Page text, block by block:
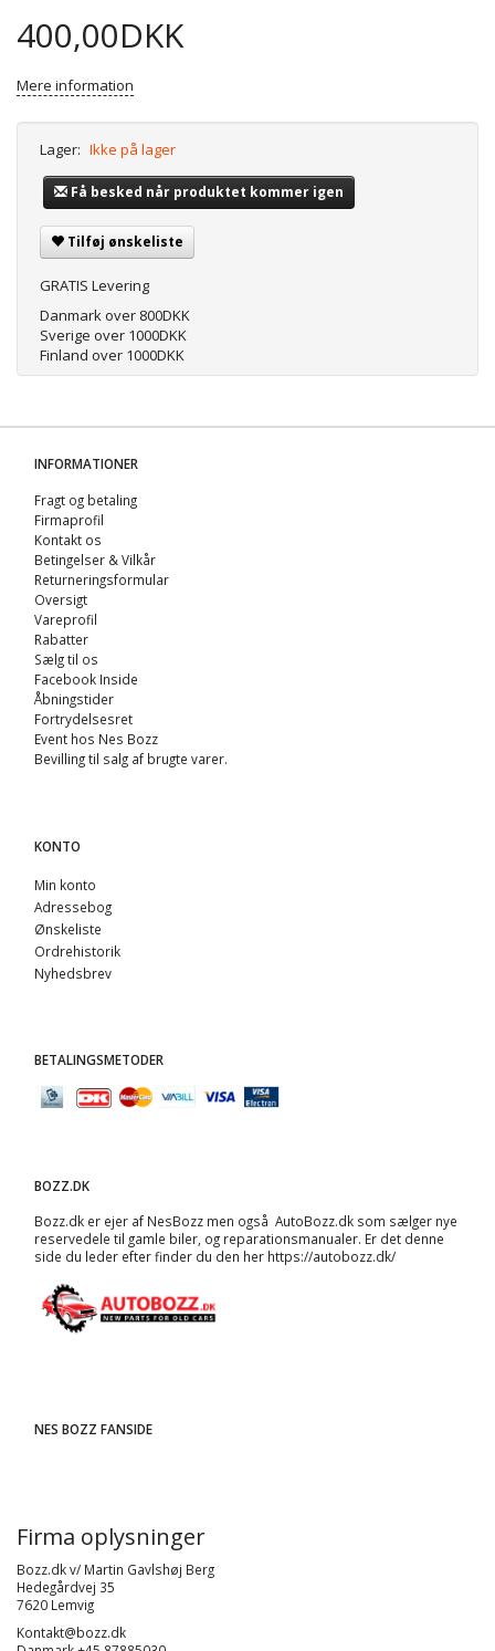
400,00DKK
Mere information
Lager: Ikke på lager
Få besked når produktet kommer igen
Tilføj ønskeliste
GRATIS Levering
Danmark over 800DKK
Sverige over 1000DKK
Finland over 1000DKK
INFORMATIONER
Fragt og betaling
Firmaprofil
Kontakt os
Betingelser & Vilkår
Returneringsformular
Oversigt
Vareprofil
Rabatter
Sælg til os
Facebook Inside
Åbningstider
Fortrydelsesret
Event hos Nes Bozz
Bevilling til salg af brugte varer.
KONTO
Min konto
Adressebog
Ønskeliste
Ordrehistorik
Nyhedsbrev
BETALINGSMETODER
BOZZ.DK
Bozz.dk er ejer af NesBozz men også AutoBozz.dk som sælger nye
reservedele til gamle biler, og reparationsmanualer. Er det denne
side du leder efter finder du den her https://autobozz.dk/
NES BOZZ FANSIDE
Firma oplysninger
Bozz.dk v/ Martin Gavlshøj Berg
Hedegårdvej 35
7620 Lemvig
Kontakt@bozz.dk